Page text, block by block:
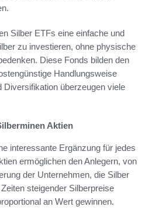
Silber ETFs eine einfache und
zu investieren, ohne physische
Diese Fonds bilden den
Handlungsweise
Diversifikation überzeugen viele
Aktien
interessante Ergänzung für jedes
ermöglichen den Anlegern, von
der Unternehmen, die Silber
steigender Silberpreise
an Wert gewinnen.